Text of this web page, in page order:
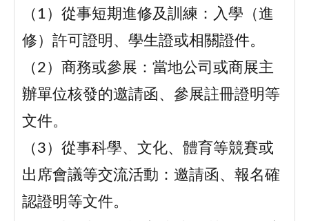
（1）從事短期進修及訓練：入學（進
修）許可證明、學生證或相關證件。
（2）商務或參展：當地公司或商展主
辦單位核發的邀請函、參展註冊證明等
文件。
（3）從事科學、文化、體育等競賽或
出席會議等交流活動：邀請函、報名確
認證明等文件。